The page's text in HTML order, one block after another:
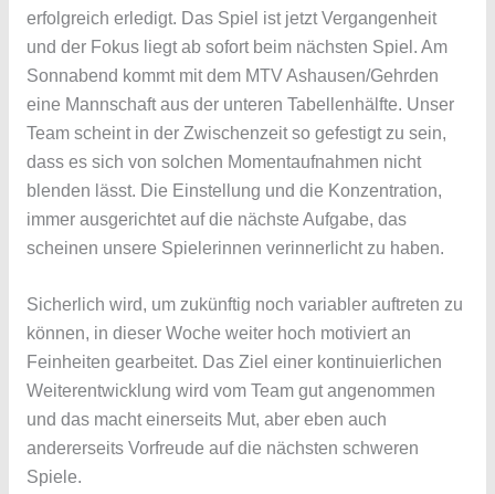
erfolgreich erledigt. Das Spiel ist jetzt Vergangenheit
und der Fokus liegt ab sofort beim nächsten Spiel. Am
Sonnabend kommt mit dem MTV Ashausen/Gehrden
eine Mannschaft aus der unteren Tabellenhälfte. Unser
Team scheint in der Zwischenzeit so gefestigt zu sein,
dass es sich von solchen Momentaufnahmen nicht
blenden lässt. Die Einstellung und die Konzentration,
immer ausgerichtet auf die nächste Aufgabe, das
scheinen unsere Spielerinnen verinnerlicht zu haben.
Sicherlich wird, um zukünftig noch variabler auftreten zu
können, in dieser Woche weiter hoch motiviert an
Feinheiten gearbeitet. Das Ziel einer kontinuierlichen
Weiterentwicklung wird vom Team gut angenommen
und das macht einerseits Mut, aber eben auch
andererseits Vorfreude auf die nächsten schweren
Spiele.